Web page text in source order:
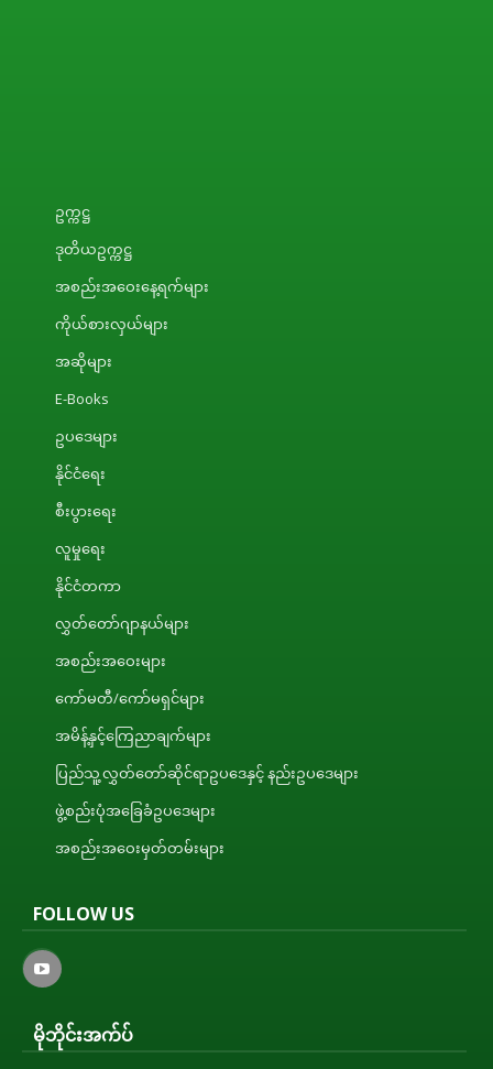
ဥက္ကဋ္ဌ
ဒုတိယဥက္ကဋ္ဌ
အစည်းအဝေးနေ့ရက်များ
ကိုယ်စားလှယ်များ
အဆိုများ
E-Books
ဥပဒေများ
နိုင်ငံရေး
စီးပွားရေး
လူမှုရေး
နိုင်ငံတကာ
လွှတ်တော်ဂျာနယ်များ
အစည်းအဝေးများ
ကော်မတီ/ကော်မရှင်များ
အမိန့်နှင့်ကြေညာချက်များ
ပြည်သူ့လွှတ်တော်ဆိုင်ရာဥပဒေနှင့် နည်းဥပဒေများ
ဖွဲ့စည်းပုံအခြေခံဥပဒေများ
အစည်းအဝေးမှတ်တမ်းများ
FOLLOW US
မိုဘိုင်းအက်ပ်